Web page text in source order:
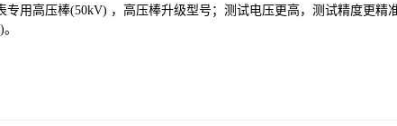
专用高压棒(50kV) ，高压棒升级型号；测试电压更高，测试精度更精